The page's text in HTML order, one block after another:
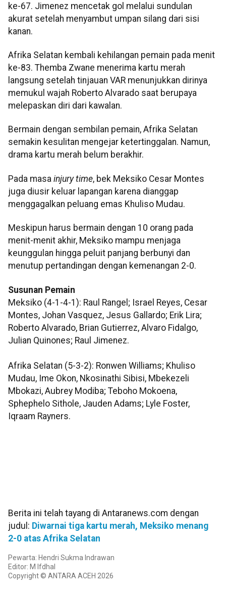
ke-67. Jimenez mencetak gol melalui sundulan
akurat setelah menyambut umpan silang dari sisi
kanan.
Afrika Selatan kembali kehilangan pemain pada menit
ke-83. Themba Zwane menerima kartu merah
langsung setelah tinjauan VAR menunjukkan dirinya
memukul wajah Roberto Alvarado saat berupaya
melepaskan diri dari kawalan.
Bermain dengan sembilan pemain, Afrika Selatan
semakin kesulitan mengejar ketertinggalan. Namun,
drama kartu merah belum berakhir.
Pada masa injury time, bek Meksiko Cesar Montes
juga diusir keluar lapangan karena dianggap
menggagalkan peluang emas Khuliso Mudau.
Meskipun harus bermain dengan 10 orang pada
menit-menit akhir, Meksiko mampu menjaga
keunggulan hingga peluit panjang berbunyi dan
menutup pertandingan dengan kemenangan 2-0.
Susunan Pemain
Meksiko (4-1-4-1): Raul Rangel; Israel Reyes, Cesar
Montes, Johan Vasquez, Jesus Gallardo; Erik Lira;
Roberto Alvarado, Brian Gutierrez, Alvaro Fidalgo,
Julian Quinones; Raul Jimenez.
Afrika Selatan (5-3-2): Ronwen Williams; Khuliso
Mudau, Ime Okon, Nkosinathi Sibisi, Mbekezeli
Mbokazi, Aubrey Modiba; Teboho Mokoena,
Sphephelo Sithole, Jauden Adams; Lyle Foster,
Iqraam Rayners.
Berita ini telah tayang di Antaranews.com dengan
judul: Diwarnai tiga kartu merah, Meksiko menang
2-0 atas Afrika Selatan
Pewarta: Hendri Sukma Indrawan
Editor: M Ifdhal
Copyright © ANTARA ACEH 2026